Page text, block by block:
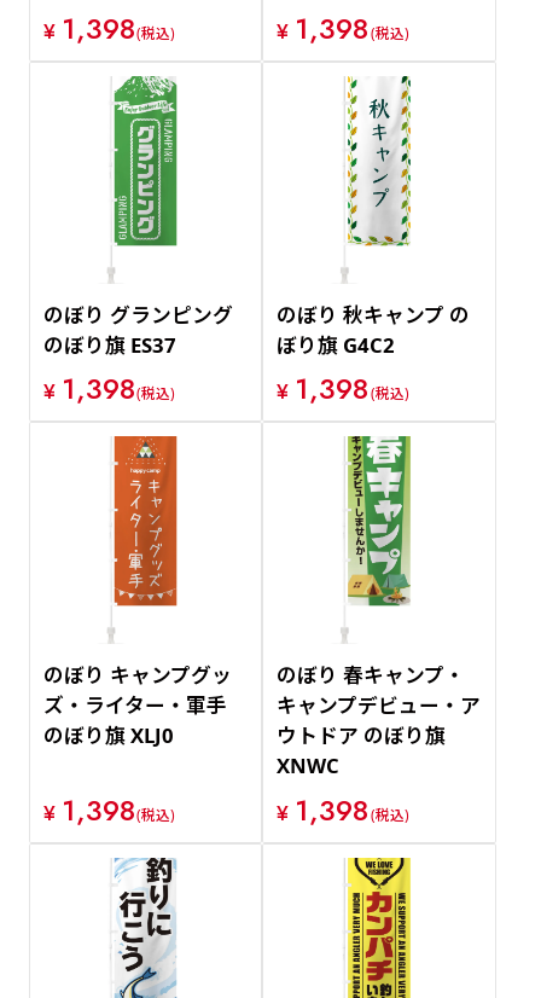
¥ 1,398(税込)
¥ 1,398(税込)
のぼり グランピング
のぼり旗 ES37
¥ 1,398(税込)
のぼり 秋キャンプ の
ぼり旗 G4C2
¥ 1,398(税込)
のぼり キャンプグッ
ズ・ライター・軍手
のぼり旗 XLJ0
¥ 1,398(税込)
のぼり 春キャンプ・
キャンプデビュー・ア
ウトドア のぼり旗
XNWC
¥ 1,398(税込)